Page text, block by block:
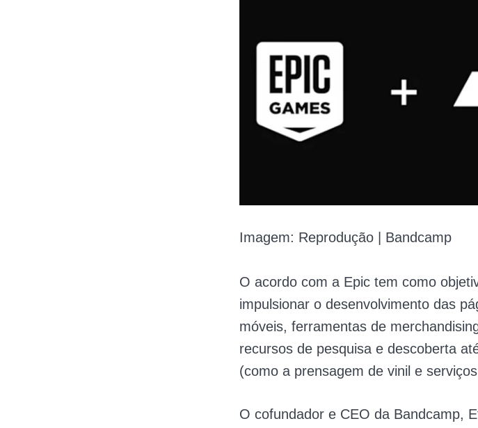
Imagem: Reprodução | Bandcamp
O acordo com a Epic tem como
impulsionar o desenvolvimento das
móveis, ferramentas de
recursos de pesquisa e descoberta
(como a prensagem de vinil e
O cofundador e CEO da Bandcamp,